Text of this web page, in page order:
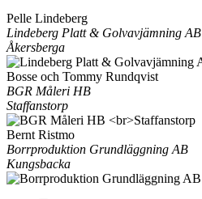
Pelle Lindeberg
Lindeberg Platt & Golvavjämning AB
Åkersberga
Bosse och Tommy Rundqvist
BGR Måleri HB
Staffanstorp
Bernt Ristmo
Borrproduktion Grundläggning AB
Kungsbacka